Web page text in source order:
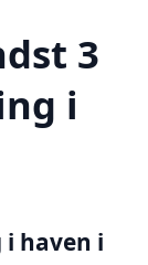
3
i
haven i